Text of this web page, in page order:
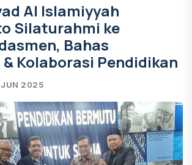
Al Islamiyyah
Silaturahmi ke
Bahas
Kolaborasi Pendidikan
2025